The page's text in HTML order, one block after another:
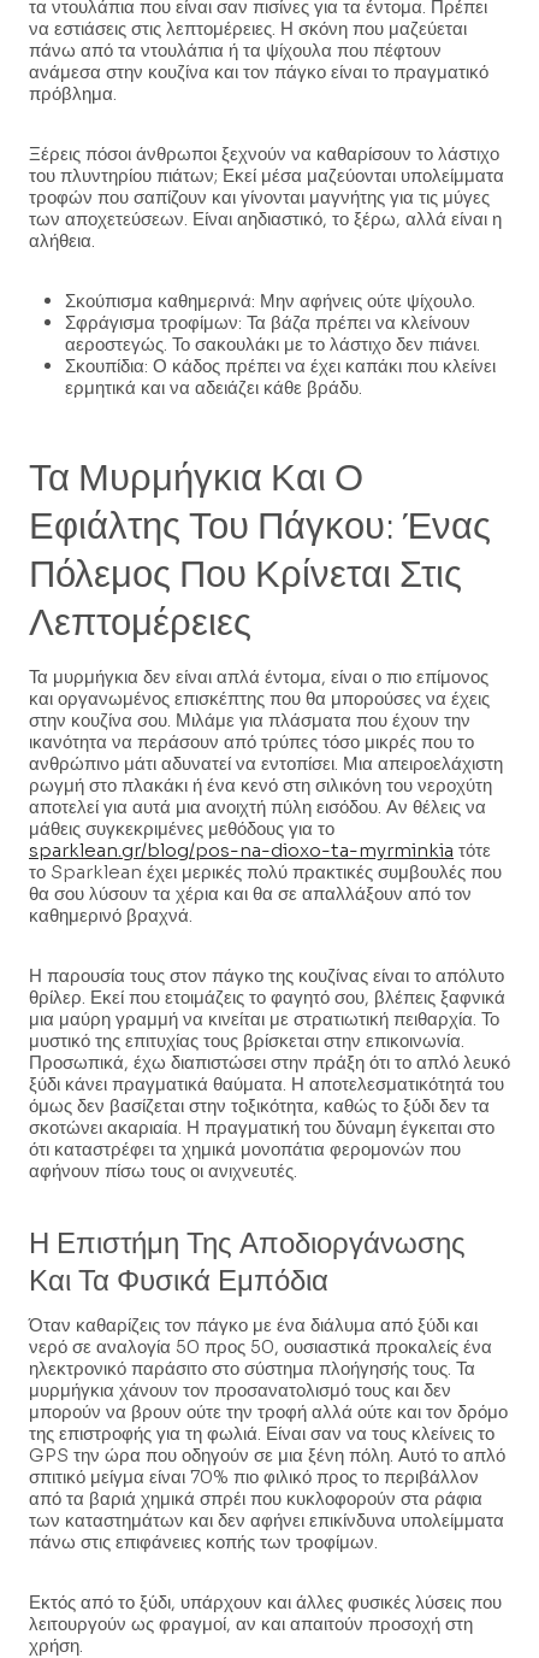
τα ντουλάπια που είναι σαν πισίνες για τα έντομα. Πρέπει
να εστιάσεις στις λεπτομέρειες. Η σκόνη που μαζεύεται
πάνω από τα ντουλάπια ή τα ψίχουλα που πέφτουν
ανάμεσα στην κουζίνα και τον πάγκο είναι το πραγματικό
πρόβλημα.
Ξέρεις πόσοι άνθρωποι ξεχνούν να καθαρίσουν το λάστιχο
του πλυντηρίου πιάτων; Εκεί μέσα μαζεύονται υπολείμματα
τροφών που σαπίζουν και γίνονται μαγνήτης για τις μύγες
των αποχετεύσεων. Είναι αηδιαστικό, το ξέρω, αλλά είναι η
αλήθεια.
Σκούπισμα καθημερινά: Μην αφήνεις ούτε ψίχουλο.
Σφράγισμα τροφίμων: Τα βάζα πρέπει να κλείνουν
αεροστεγώς. Το σακουλάκι με το λάστιχο δεν πιάνει.
Σκουπίδια: Ο κάδος πρέπει να έχει καπάκι που κλείνει
ερμητικά και να αδειάζει κάθε βράδυ.
Τα Μυρμήγκια Και Ο
Εφιάλτης Του Πάγκου: Ένας
Πόλεμος Που Κρίνεται Στις
Λεπτομέρειες
Τα μυρμήγκια δεν είναι απλά έντομα, είναι ο πιο επίμονος
και οργανωμένος επισκέπτης που θα μπορούσες να έχεις
στην κουζίνα σου. Μιλάμε για πλάσματα που έχουν την
ικανότητα να περάσουν από τρύπες τόσο μικρές που το
ανθρώπινο μάτι αδυνατεί να εντοπίσει. Μια απειροελάχιστη
ρωγμή στο πλακάκι ή ένα κενό στη σιλικόνη του νεροχύτη
αποτελεί για αυτά μια ανοιχτή πύλη εισόδου. Αν θέλεις να
μάθεις συγκεκριμένες μεθόδους για το
sparklean.gr/blog/pos-na-dioxo-ta-myrminkia τότε
το Sparklean έχει μερικές πολύ πρακτικές συμβουλές που
θα σου λύσουν τα χέρια και θα σε απαλλάξουν από τον
καθημερινό βραχνά.
Η παρουσία τους στον πάγκο της κουζίνας είναι το απόλυτο
θρίλερ. Εκεί που ετοιμάζεις το φαγητό σου, βλέπεις ξαφνικά
μια μαύρη γραμμή να κινείται με στρατιωτική πειθαρχία. Το
μυστικό της επιτυχίας τους βρίσκεται στην επικοινωνία.
Προσωπικά, έχω διαπιστώσει στην πράξη ότι το απλό λευκό
ξύδι κάνει πραγματικά θαύματα. Η αποτελεσματικότητά του
όμως δεν βασίζεται στην τοξικότητα, καθώς το ξύδι δεν τα
σκοτώνει ακαριαία. Η πραγματική του δύναμη έγκειται στο
ότι καταστρέφει τα χημικά μονοπάτια φερομονών που
αφήνουν πίσω τους οι ανιχνευτές.
Η Επιστήμη Της Αποδιοργάνωσης
Και Τα Φυσικά Εμπόδια
Όταν καθαρίζεις τον πάγκο με ένα διάλυμα από ξύδι και
νερό σε αναλογία 50 προς 50, ουσιαστικά προκαλείς ένα
ηλεκτρονικό παράσιτο στο σύστημα πλοήγησής τους. Τα
μυρμήγκια χάνουν τον προσανατολισμό τους και δεν
μπορούν να βρουν ούτε την τροφή αλλά ούτε και τον δρόμο
της επιστροφής για τη φωλιά. Είναι σαν να τους κλείνεις το
GPS την ώρα που οδηγούν σε μια ξένη πόλη. Αυτό το απλό
σπιτικό μείγμα είναι 70% πιο φιλικό προς το περιβάλλον
από τα βαριά χημικά σπρέι που κυκλοφορούν στα ράφια
των καταστημάτων και δεν αφήνει επικίνδυνα υπολείμματα
πάνω στις επιφάνειες κοπής των τροφίμων.
Εκτός από το ξύδι, υπάρχουν και άλλες φυσικές λύσεις που
λειτουργούν ως φραγμοί, αν και απαιτούν προσοχή στη
χρήση.